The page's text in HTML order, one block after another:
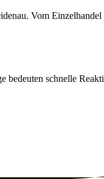
Vom
schnelle